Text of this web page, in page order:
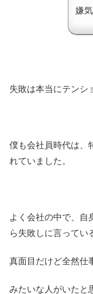
嫌
失敗は本当にテンシ
僕も会社員時代は、
れていました。
よく会社の中で、自
ら失敗しに言ってい
真面目だけど全然仕
みたいな人がいたと